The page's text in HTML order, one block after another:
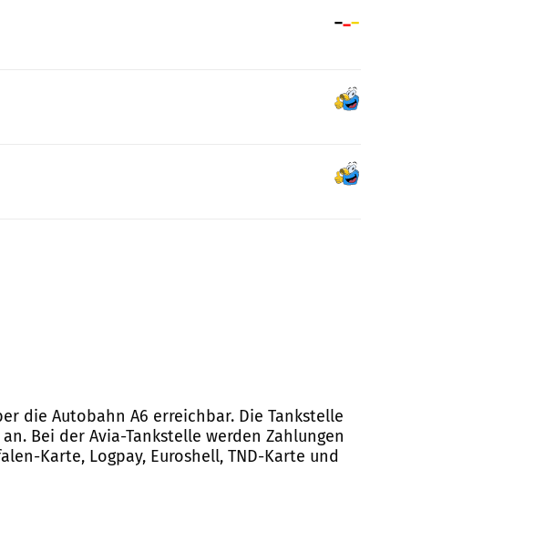
die Autobahn A6 erreichbar. Die Tankstelle
Bei der Avia-Tankstelle werden Zahlungen
Karte, Logpay, Euroshell, TND-Karte und